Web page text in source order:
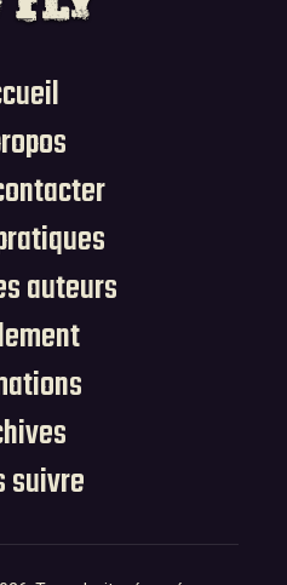
auteurs
suivre